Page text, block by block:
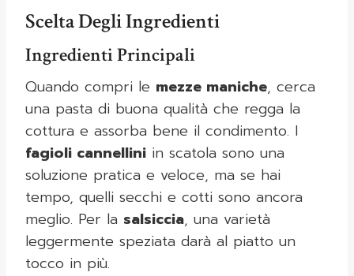
Scelta Degli Ingredienti
Ingredienti Principali
Quando compri le mezze maniche, cerca
una pasta di buona qualità che regga la
cottura e assorba bene il condimento. I
fagioli cannellini in scatola sono una
soluzione pratica e veloce, ma se hai
tempo, quelli secchi e cotti sono ancora
meglio. Per la salsiccia, una varietà
leggermente speziata darà al piatto un
tocco in più.